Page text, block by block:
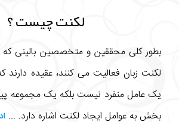
لکنت چیست ؟
بطور کلی محققین و متخصصین بالینی
لکنت زبان فعالیت می کنند، عقیده
یک عامل منفرد نیست بلکه یک مجموعه
بخش به عوامل ایجاد لکنت اشاره دارد. ...